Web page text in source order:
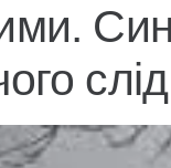
слід